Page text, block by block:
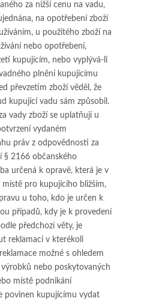
za nižší cenu na vadu,
na opotřebení zboží
u použitého zboží na
nebo opotřebení,
kupujícím, nebo vyplývá-li
plnění kupujícímu
převzetím zboží věděl, že
kupující vadu sám způsobil.
vady zboží se uplatňují u
vydaném
práv z odpovědnosti za
§ 2166 občanského
určená k opravě, která je v
pro kupujícího bližším,
u toho, kdo je určen k
případů, kdy je k provedení
předchozí věty, je
reklamaci v kterékoli
možné s ohledem
nebo poskytovaných
místě podnikání
povinen kupujícímu vydat